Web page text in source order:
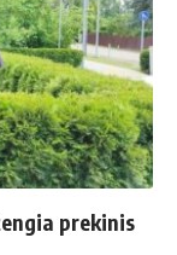
prekinis